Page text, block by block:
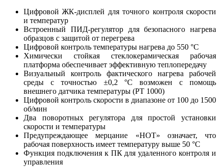
Цифровой ЖК-дисплей для точного контроля скорости
и температур
Встроенный ПИД-регулятор для безопасного нагрева
образцов с защитой от перегрева
Цифровой контроль температуры нагрева до 550 °C
Химически стойкая стеклокерамическая рабочая
платформа обеспечивает эффективную теплопередачу
Визуальный контроль фактического нагрева рабочей
среды с точностью ±0,2 °C возможен с помощь
внешнего датчика температуры (PT 1000)
Цифровой контроль скорости в диапазоне от 100 до 1500
об/мин
Два поворотных регулятора для простой установки
скорости и температуры
Предупреждающее мерцание «HOT» означает, что
рабочая поверхность имеет температуру выше 50 °C
Функция подключения к ПК для удаленного контроля и
управления